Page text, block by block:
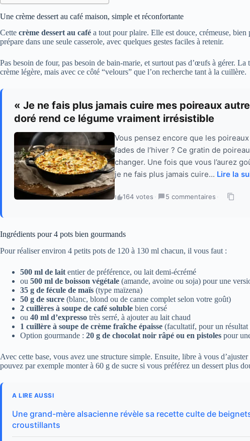
Une crème dessert au café maison, simple et réconfortante
Cette crème dessert au café a tout pour plaire. Elle est douce, crémeuse, bien
prépare dans une seule casserole, avec quelques gestes faciles à retenir.
Pas besoin de four, pas besoin de bain-marie, et surtout pas d’œufs à gérer.
crème légère, mais avec ce côté “velours” que l’on recherche tant à la cuillère.
« Je ne fais plus jamais cuire mes poireaux
doré rend ce légume vraiment irrésistible
Vous pensez encore que les
fades de l’hiver ? Ce gratin de
changer. Une fois que vous l’aurez
je ne fais plus jamais cuire... Lire la
164 votes · 5 commentaires ·
Ingrédients pour 4 pots bien gourmands
Pour réaliser environ 4 petits pots de 120 à 130 ml chacun, il vous faut :
500 ml de lait entier de préférence, ou lait demi-écrémé
ou 500 ml de boisson végétale (amande, avoine ou soja) pour une
35 g de fécule de maïs (type maïzena)
50 g de sucre (blanc, blond ou de canne complet selon votre goût)
2 cuillères à soupe de café soluble bien corsé
ou 40 ml d’expresso très serré, à ajouter au lait chaud
1 cuillère à soupe de crème fraîche épaisse (facultatif, pour un
Option gourmande : 20 g de chocolat noir râpé ou en pistoles pour
Avec cette base, vous avez une structure simple. Ensuite, libre à vous
pouvez par exemple monter à 60 g de sucre si vous préférez un dessert plus
A LIRE AUSSI
Une grand-mère alsacienne révèle sa recette culte de
croustillants